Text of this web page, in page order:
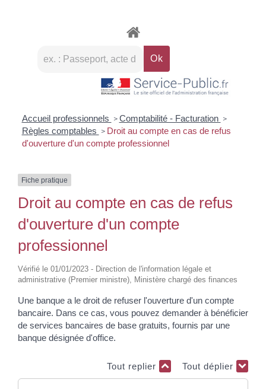
Accueil professionnels > Comptabilité - Facturation >
Règles comptables > Droit au compte en cas de refus
d'ouverture d'un compte professionnel
Fiche pratique
Droit au compte en cas de refus
d'ouverture d'un compte
professionnel
Vérifié le 01/01/2023 - Direction de l'information légale et
administrative (Premier ministre), Ministère chargé des finances
Une banque a le droit de refuser l'ouverture d'un compte
bancaire. Dans ce cas, vous pouvez demander à bénéficier
de services bancaires de base gratuits, fournis par une
banque désignée d'office.
Tout replier Tout déplier